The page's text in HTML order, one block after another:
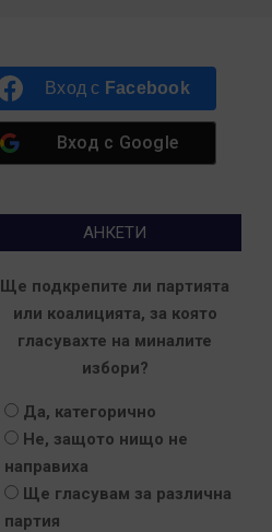
Вход с Facebook
Вход с Google
АНКЕТИ
Ще подкрепите ли партията
или коалицията, за която
гласувахте на миналите
избори?
Да, категорично
Не, защото нищо не
направиха
Ще гласувам за различна
партия